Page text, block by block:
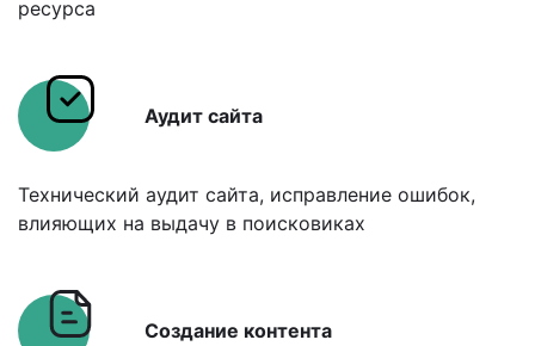
ресурса
Аудит сайта
Технический аудит сайта, исправление ошибок,
влияющих на выдачу в поисковиках
Создание контента